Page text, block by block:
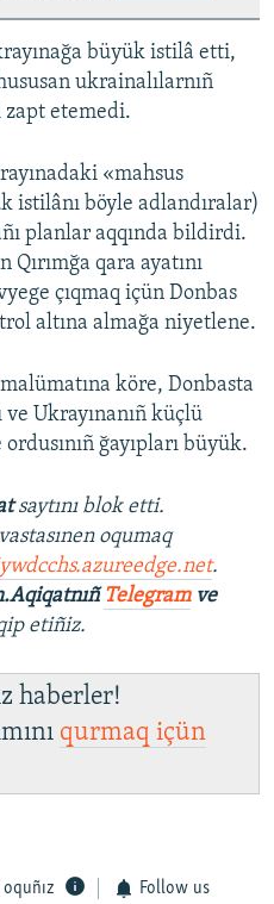
büyük istilâ etti,
ukrainalılarnıñ
etemedi.
«mahsus
istilânı böyle adlandıralar)
planlar aqqında bildirdi.
qara ayatını
çıqmaq içün Donbas
altına almağa niyetlene.
köre, Donbasta
ve Ukrayınanıñ küçlü
ğayıpları büyük.
saytını blok etti.
oqumaq
.
Telegramve
etiñiz.
haberler!
qurmaq içün
Follow us